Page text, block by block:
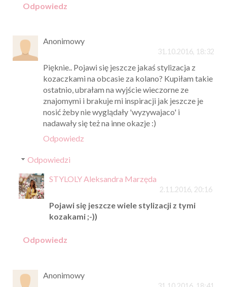
Odpowiedz
Anonimowy
31.10.2016, 18:32
Pięknie.. Pojawi się jeszcze jakaś stylizacja z
kozaczkami na obcasie za kolano? Kupiłam takie
ostatnio, ubrałam na wyjście wieczorne ze
znajomymi i brakuje mi inspiracji jak jeszcze je
nosić żeby nie wyglądały 'wyzywajaco' i
nadawały się też na inne okazje :)
Odpowiedz
Odpowiedzi
STYLOLY Aleksandra Marzęda
2.11.2016, 20:16
Pojawi się jeszcze wiele stylizacji z tymi
kozakami ;-))
Odpowiedz
Anonimowy